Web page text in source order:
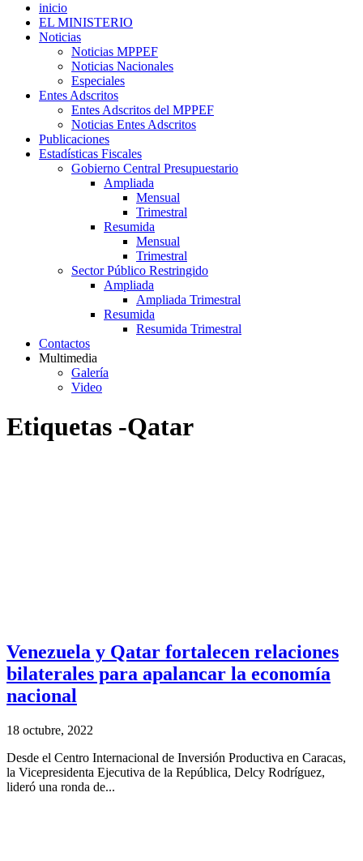
inicio
EL MINISTERIO
Noticias
Noticias MPPEF
Noticias Nacionales
Especiales
Entes Adscritos
Entes Adscritos del MPPEF
Noticias Entes Adscritos
Publicaciones
Estadísticas Fiscales
Gobierno Central Presupuestario
Ampliada
Mensual
Trimestral
Resumida
Mensual
Trimestral
Sector Público Restringido
Ampliada
Ampliada Trimestral
Resumida
Resumida Trimestral
Contactos
Multimedia
Galería
Video
Etiquetas -Qatar
Venezuela y Qatar fortalecen relaciones
bilaterales para apalancar la economía
nacional
18 octubre, 2022
Desde el Centro Internacional de Inversión Productiva en Caracas,
la Vicepresidenta Ejecutiva de la República, Delcy Rodríguez,
lideró una ronda de...